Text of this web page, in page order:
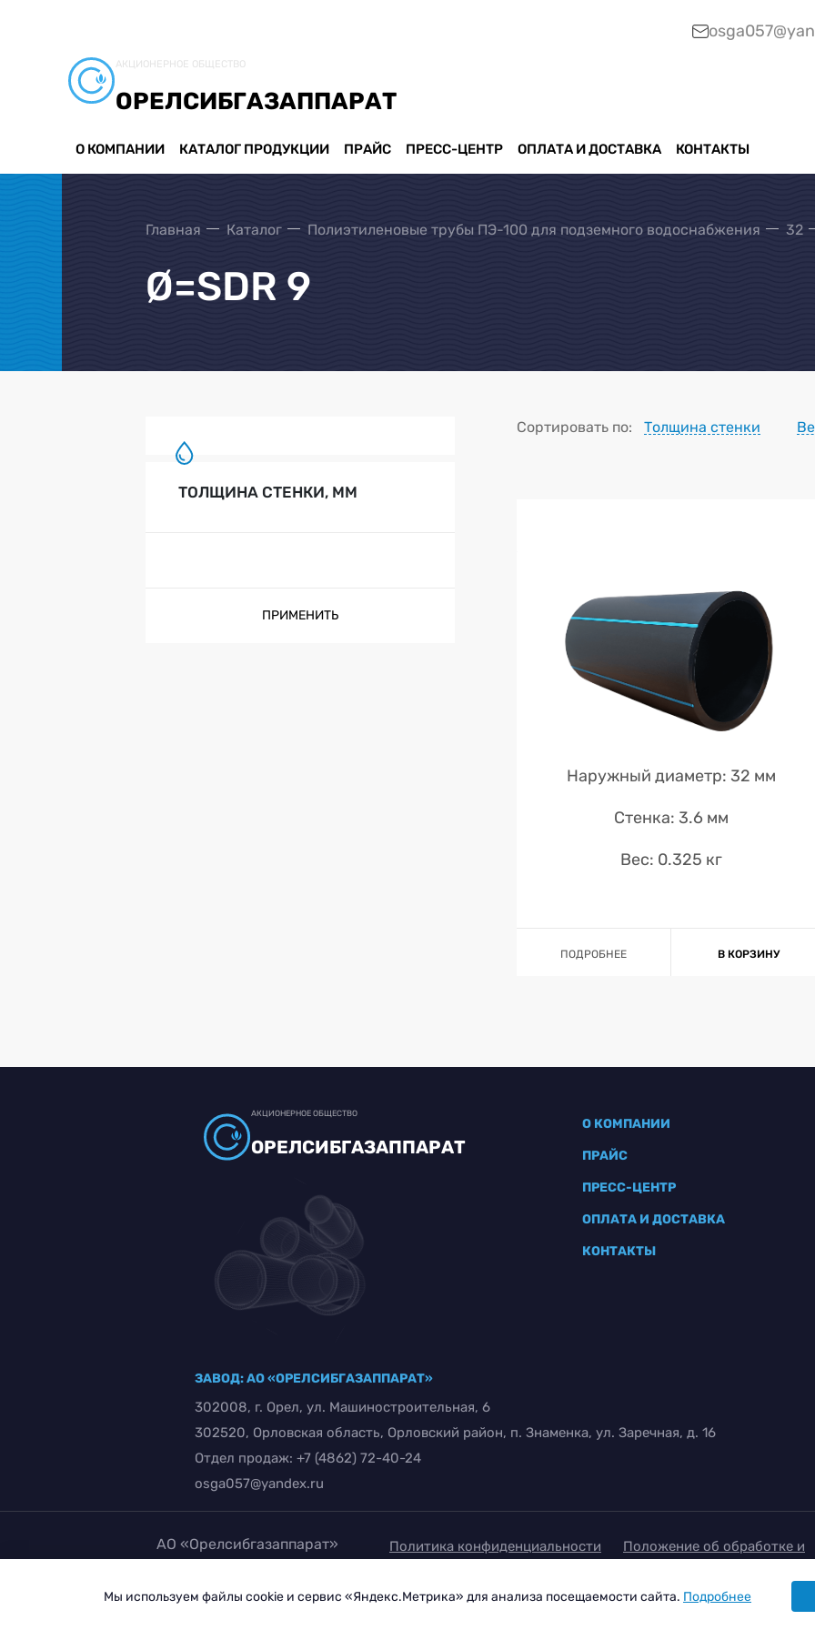
АКЦИОНЕРНОЕ ОБЩЕСТВО
ОРЕЛСИБГАЗАППАРАТ
О КОМПАНИИ КАТАЛОГ ПРОДУКЦИИ ПРАЙС ПРЕСС-ЦЕНТР ОПЛАТА И ДОСТАВКА КОНТАКТЫ
Главная Каталог Полиэтиленовые трубы ПЭ-100 для подземного водоснабжения 32
Ø=SDR 9
ТОЛЩИНА СТЕНКИ, ММ
ПРИМЕНИТЬ
Сортировать по: Толщина стенки
Наружный диаметр: 32 мм
Стенка: 3.6 мм
Вес: 0.325 кг
ПОДРОБНЕЕ В КОРЗИНУ
АКЦИОНЕРНОЕ ОБЩЕСТВО
ОРЕЛСИБГАЗАППАРАТ
О КОМПАНИИ
ПРАЙС
ПРЕСС-ЦЕНТР
ОПЛАТА И ДОСТАВКА
КОНТАКТЫ
ЗАВОД: АО «ОРЕЛСИБГАЗАППАРАТ»
302008, г. Орел, ул. Машиностроительная, 6
302520, Орловская область, Орловский район, п. Знаменка, ул. Заречная, д. 16
Отдел продаж:+7 (4862) 72-40-24
osga057@yandex.ru
АО «Орелсибгазаппарат»
Политика конфиденциальности
Положение об обработке и
Согласие на обработку персональных данных
Мы используем файлы cookie и сервис «Яндекс.Метрика» для анализа посещаемости сайта. Подробнее